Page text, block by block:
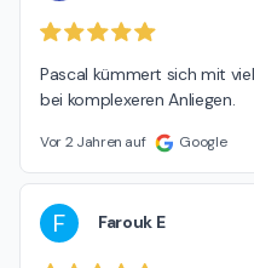
Pascal kümmert sich mit
bei komplexeren Anliegen.
Vor 2 Jahren auf Google
F Farouk E